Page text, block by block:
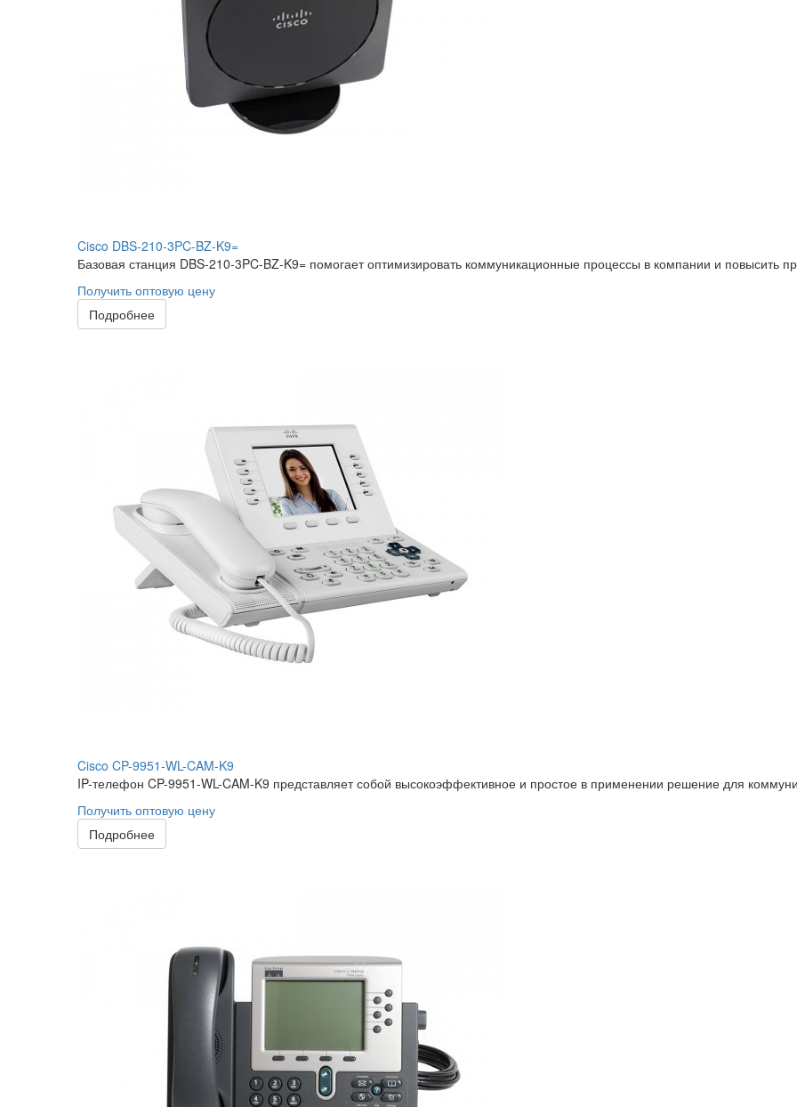
Cisco DBS-210-3PC-BZ-K9=
Базовая станция DBS-210-3PC-BZ-K9= помогает оптимизировать коммуникационные процессы в компании и повысить
Получить оптовую цену
Подробнее
Cisco CP-9951-WL-CAM-K9
IP-телефон CP-9951-WL-CAM-K9 представляет собой высокоэффективное и простое в применении решение для
Получить оптовую цену
Подробнее